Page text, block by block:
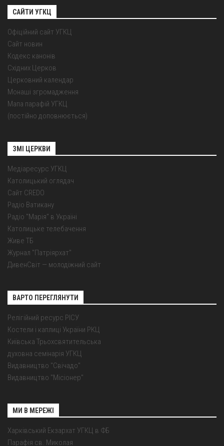
САЙТИ УГКЦ
Офіційний сайт УГКЦ
Сайт новин
Кодекс канонів
Східних Церков
Церковний календар
Монаші згромадження
Мапа парафій УГКЦ
(постійно доповнюється)
ЗМІ ЦЕРКВИ
Медіаресурс УГКЦ
Католицький оглядач
Сайт CREDO
Радіо Ватикану
Радіо "Марія" в Україні
Католицьке телебачення
Живе ТБ
Журнал "Патріярхат"
ДивенСвіт — молодіжний сайт
ВАРТО ПЕРЕГЛЯНУТИ
Релігійний ресурс РІСУ
Костели і каплиці України РКЦ
Київська Трьохсвятительська
духовна семінарія УГКЦ
Видавництво "Свічадо"
Видавництво "Місіонер"
МИ В МЕРЕЖІ
Харківський Екзархат УГКЦ в ФБ
Парафія св. Миколая